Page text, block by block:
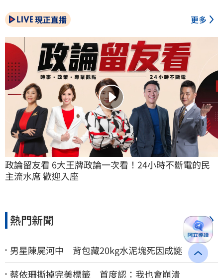
現正直播 更多
政論留友看 6大王牌政論一次看！24小時不斷電的民
主流水席 歡迎入座
熱門新聞 更多
男星陳屍河中 背包藏20kg水泥塊死因成謎
蔡依珊撕掉完美標籤 首度認：我也會崩潰